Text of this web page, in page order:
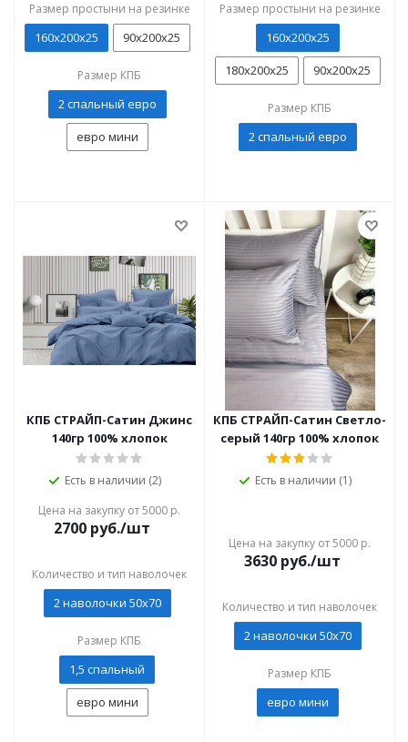
Размер простыни на резинке
160х200х25 90х200х25
Размер КПБ
2 спальный евро
евро мини
Размер простыни на резинке
160х200х25
180x200x25
90х200х25
Размер КПБ
2 спальный евро
КПБ СТРАЙП-Сатин Джинс
140гр 100% хлопок
Есть в наличии (2)
Цена на закупку от 5000 р.
2700 руб./шт
Количество и тип наволочек
2 наволочки 50x70
Размер КПБ
1,5 спальный
евро мини
КПБ СТРАЙП-Сатин Светло-
серый 140гр 100% хлопок
Есть в наличии (1)
Цена на закупку от 5000 р.
3630 руб./шт
Количество и тип наволочек
2 наволочки 50x70
Размер КПБ
евро мини